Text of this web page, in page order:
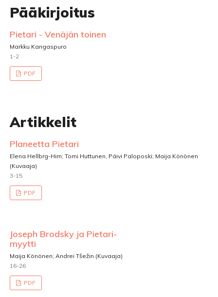
Pääkirjoitus
Pietari - Venäjän toinen
Markku Kangaspuro
1-2
PDF
Artikkelit
Planeetta Pietari
Elena Hellbrg-Hirn; Tomi Huttunen, Päivi Paloposki; Maija Könönen
(Kuvaaja)
3-15
PDF
Joseph Brodsky ja Pietari-
myytti
Maija Könönen; Andrei Tšežin (Kuvaaja)
16-26
PDF